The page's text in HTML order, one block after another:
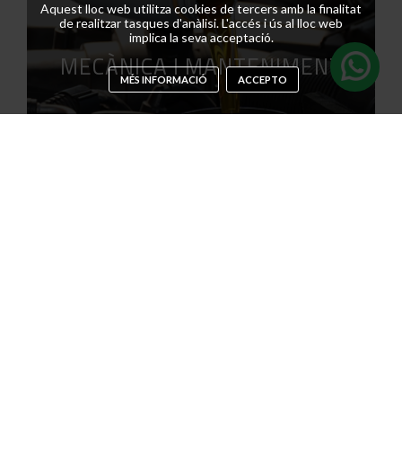
MECÀNICA I MANTENIMENT
Aquest lloc web utilitza cookies de tercers amb la finalitat
de realitzar tasques d'anàlisi. L'accés i ús al lloc web
implica la seva acceptació.
MÉS INFORMACIÓ ACCEPTO